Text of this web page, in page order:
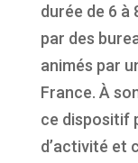
durée de 6 à
par des
animés par
France. À
ce dispositif
d’activité et